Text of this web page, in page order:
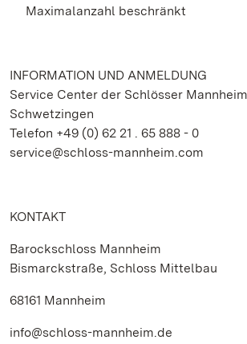
Maximalanzahl beschränkt
INFORMATION UND ANMELDUNG
Service Center der Schlösser
Schwetzingen
Telefon +49 (0) 62 21 . 65 888 - 0
service@schloss-mannheim.com
KONTAKT
Barockschloss Mannheim
Bismarckstraße, Schloss Mittelbau
68161 Mannheim
info@schloss-mannheim.de